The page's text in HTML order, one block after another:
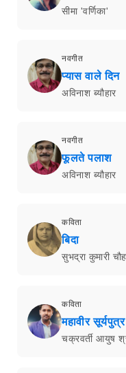
सीमा 'वर्णिका'
नवगीत
प्यास वाले दिन
अविनाश ब्यौहार
नवगीत
फूलते पलाश
अविनाश ब्यौहार
कविता
बिदा
सुभद्रा कुमारी
कविता
महावीर
चक्रवर्ती आयुष